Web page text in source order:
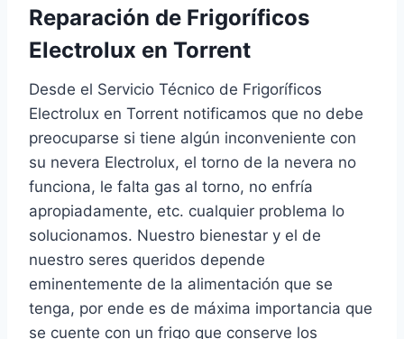
Reparación de Frigoríficos
Electrolux en Torrent
Desde el Servicio Técnico de Frigoríficos
Electrolux en Torrent notificamos que no debe
preocuparse si tiene algún inconveniente con
su nevera Electrolux, el torno de la nevera no
funciona, le falta gas al torno, no enfría
apropiadamente, etc. cualquier problema lo
solucionamos. Nuestro bienestar y el de
nuestro seres queridos depende
eminentemente de la alimentación que se
tenga, por ende es de máxima importancia que
se cuente con un frigo que conserve los